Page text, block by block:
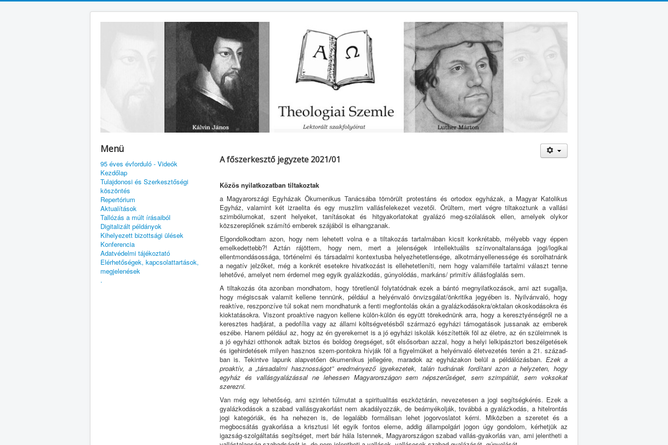
Menü
95 éves évforduló - Videók
Kezdőlap
Tulajdonosi és Szerkesztőségi
köszöntés
Repertórium
Aktualítások
Tallózás a múlt írásaiból
Digitalizált példányok
Kihelyezett bizottsági ülések
Konferencia
Adatvédelmi tájékoztató
Elérhetőségek, kapcsolattartások,
megjelenések
.
A főszerkesztő jegyzete 2021/01
Közös nyilatkozatban tiltakoztak
a Magyarországi Egyházak Ökumenikus Tanácsába tömörült protestáns és ortodox egyházak, a Magyar Katolikus
Egyház, valamint két izraelita és egy muszlim vallásfelekezet vezetői. Örültem, mert végre tiltakoztunk a vallási
szimbólumokat, szent helyeket, tanításokat és hitgyakorlatokat gyalázó meg-szólalások ellen, amelyek olykor
közszereplőnek számító emberek szájából is elhangzanak.
Elgondolkodtam azon, hogy nem lehetett volna e a tiltakozás tartalmában kicsit konkrétabb, mélyebb vagy éppen
emelkedettebb?! Aztán rájöttem, hogy nem, mert a jelenségek intellektuális színvonaltalansága jogi/logikai
ellentmondásossága, történelmi és társadalmi kontextusba helyezhetetlensége, alkotmányellenessége és sorolhatnánk
a negatív jelzőket, még a konkrét esetekre hivatkozást is ellehetetleníti, nem hogy valamiféle tartalmi választ tenne
lehetővé, amelyet nem érdemel meg egyik gyalázkodás, gúnyolódás, markáns/ primitív állásfoglalás sem.
A tiltakozás óta azonban mondhatom, hogy töretlenül folytatódnak ezek a bántó megnyilatkozások, ami azt sugallja,
hogy mégiscsak valamit kellene tennünk, például a helyénvaló önvizsgálat/önkritika jegyében is. Nyilvánvaló, hogy
reaktíve, reszponzíve túl sokat nem mondhatunk a fenti megfontolás okán a gyalázkodásokra/oktalan okoskodásokra és
kioktatásokra. Viszont proaktíve nagyon kellene külön-külön és együtt törekednünk arra, hogy a keresztyénségről ne a
keresztes hadjárat, a pedofília vagy az állami költségvetésből származó egyházi támogatások jussanak az emberek
eszébe. Hanem például az, hogy az én gyerekemet is a jó egyházi iskolák készítették föl az életre, az én szüleimnek is
a jó egyházi otthonok adtak biztos és boldog öregséget, sőt elsősorban azzal, hogy a helyi lelkipásztori beszélgetések
és igehirdetések milyen hasznos szem-pontokra hívják föl a figyelmüket a helyénvaló életvezetés terén a 21. század-
ban is. Tekintve lapunk alapvetően ökumenikus jellegére, maradok az egyházakon belül a példálózásban. Ezek a
proaktív, a „társadalmi hasznosságot” eredményező igyekezetek, talán tudnának fordítani azon a helyzeten, hogy
egyház és vallásgyalázással ne lehessen Magyarországon sem népszerűséget, sem szimpátiát, sem voksokat
szerezni.
Van még egy lehetőség, ami szintén túlmutat a spiritualitás eszköztárán, nevezetesen a jogi segítségkérés. Ezek a
gyalázkodások a szabad vallásgyakorlást nem akadályozzák, de beárnyékolják, továbbá a gyalázkodás, a hitelrontás
jogi kategóriák, és ha nehezen is, de legalább formálisan lehet jogorvoslatot kérni. Miközben a szeretet és a
megbocsátás gyakorlása a krisztusi lét egyik fontos eleme, addig állampolgári jogon úgy gondolom, kérhetjük az
igazság-szolgáltatás segítséget, mert bár hála Istennek, Magyarországon szabad vallás-gyakorlás van, ami jelentheti a